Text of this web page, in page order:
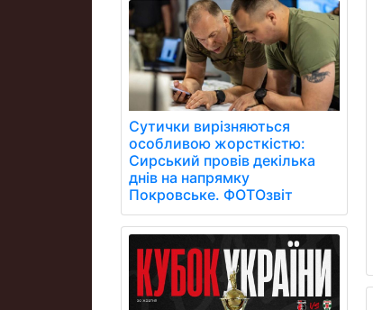
Сутички вирізняються
особливою жорсткістю:
Сирський провів декілька
днів на напрямку
Покровське. ФОТОзвіт